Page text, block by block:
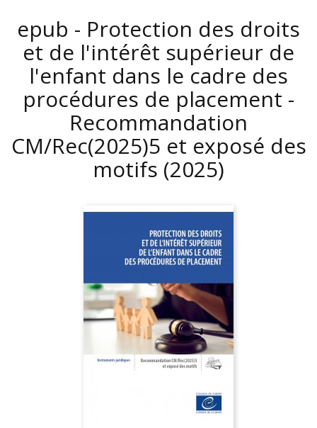
epub - Protection des droits
et de l'intérêt supérieur de
l'enfant dans le cadre des
procédures de placement -
Recommandation
CM/Rec(2025)5 et exposé des
motifs (2025)